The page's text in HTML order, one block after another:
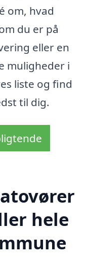
om, hvad
du er på
eller en
muligheder i
liste og find
til dig.
hele